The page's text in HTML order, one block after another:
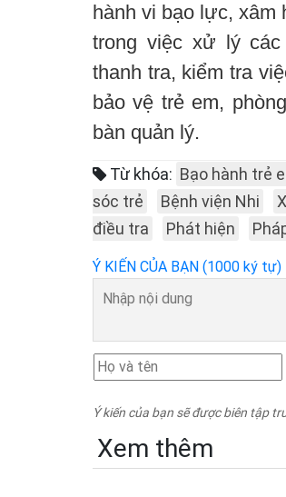
hành vi bạo lực, xâm
trong việc xử lý
thanh tra, kiểm tra
bảo vệ trẻ em,
bàn quản lý.
Từ khóa: Bạo hành trẻ
sóc trẻ
Bệnh viện Nhi
điều tra
Phát hiện
Ý KIẾN CỦA BẠN (1000 ký tự)
Ý kiến của bạn sẽ được biên tập
Xem thêm